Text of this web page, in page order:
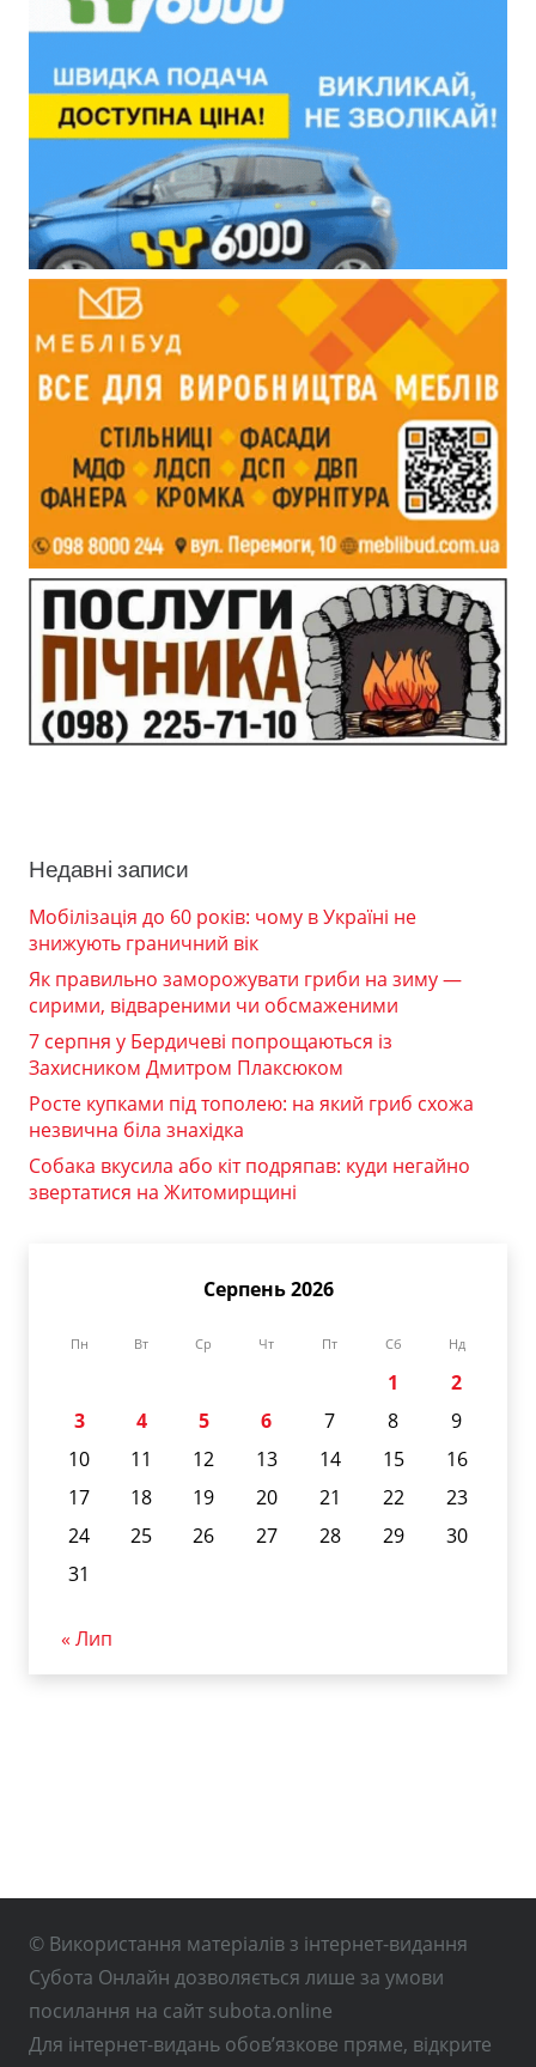
Недавні записи
Мобілізація до 60 років: чому в Україні не
знижують граничний вік
Як правильно заморожувати гриби на зиму —
сирими, відвареними чи обсмаженими
7 серпня у Бердичеві попрощаються із
Захисником Дмитром Плаксюком
Росте купками під тополею: на який гриб схожа
незвична біла знахідка
Собака вкусила або кіт подряпав: куди негайно
звертатися на Житомирщині
Серпень 2026
Пн Вт Ср Чт Пт Сб Нд
1
2
3
4 5 6 7 8
9
10
11 12 13 14 15
16
17
18 19 20 21 22
23
24
25 26 27 28 29
30
31
« Лип
© Використання матеріалів з інтернет-видання
Субота Онлайн дозволяється лише за умови
посилання на сайт subota.online
Для інтернет-видань обов’язкове пряме, відкрите